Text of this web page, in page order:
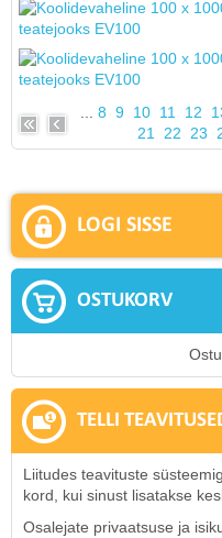
...8 9 10 11 12
21
22 23
LOGI SISSE
OSTUKORV
TELLI
Liitudes teavituste
kord, kui sinust lisatakse
Osalejate privaatsuse ja